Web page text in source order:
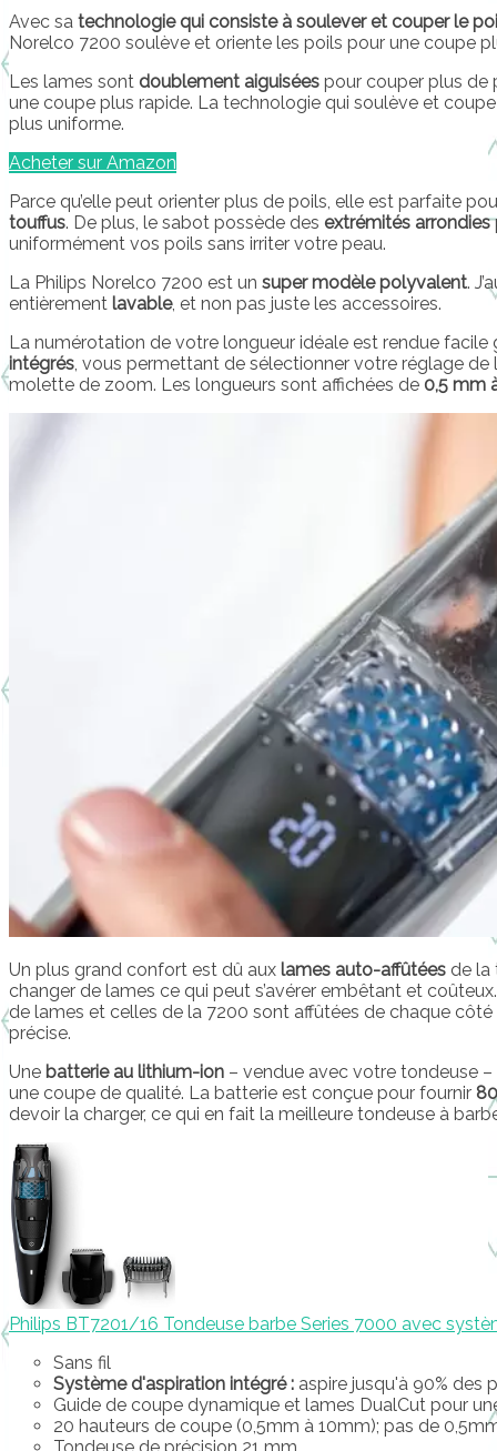
Avec sa technologie qui consiste à soulever et couper le
Norelco 7200 soulève et oriente les poils pour une coupe
Les lames sont doublement aiguisées pour couper plus de
une coupe plus rapide. La technologie qui soulève et
plus uniforme.
Acheter sur Amazon
Parce qu’elle peut orienter plus de poils, elle est parfaite
touffus. De plus, le sabot possède des extrémités arrondies
uniformément vos poils sans irriter votre peau.
La Philips Norelco 7200 est un super modèle polyvalent.
entièrement lavable, et non pas juste les accessoires.
La numérotation de votre longueur idéale est rendue facile
intégrés, vous permettant de sélectionner votre réglage de
molette de zoom. Les longueurs sont affichées de 0,5 mm
Un plus grand confort est dû aux lames auto-affûtées de la
changer de lames ce qui peut s’avérer embêtant et
de lames et celles de la 7200 sont affûtées de chaque côté
précise.
Une batterie au lithium-ion – vendue avec votre tondeuse
une coupe de qualité. La batterie est conçue pour fournir
devoir la charger, ce qui en fait la meilleure tondeuse à
Philips BT7201/16 Tondeuse barbe Series 7000 avec
Sans fil
Système d'aspiration intégré : aspire jusqu'à 90% des
Guide de coupe dynamique et lames DualCut pour
20 hauteurs de coupe (0,5mm à 10mm); pas de